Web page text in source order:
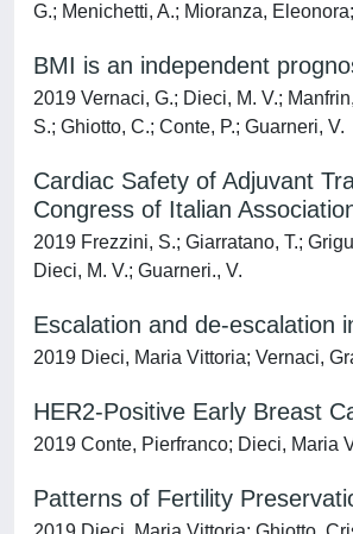
G.; Menichetti, A.; Mioranza,
BMI is an independent
2019 Vernaci, G.; Dieci, M. V.;
S.; Ghiotto, C.; Conte, P.; Guarneri, V.
Cardiac Safety of Adjuvant
Congress of Italian
2019 Frezzini, S.; Giarratano, T.;
Dieci, M. V.; Guarneri., V.
Escalation and de-escalation
2019 Dieci, Maria Vittoria; Vernaci,
HER2-Positive Early Breast
2019 Conte, Pierfranco; Dieci, Maria
Patterns of Fertility